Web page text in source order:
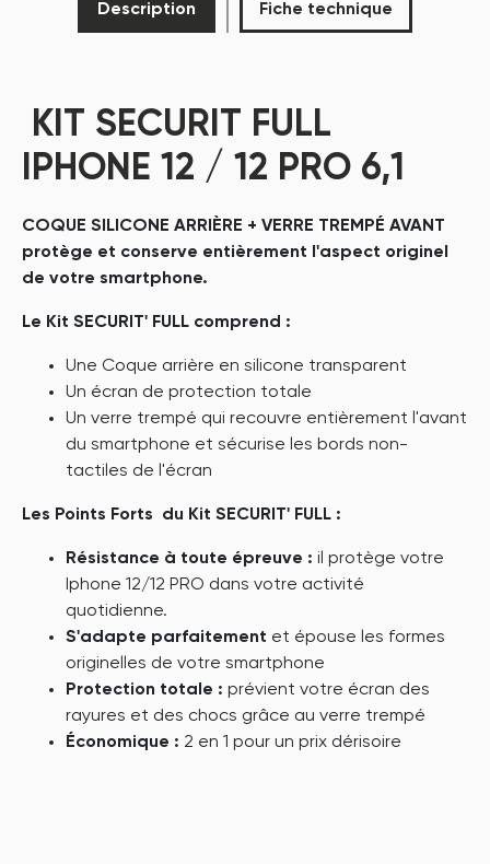
Description Fiche technique
KIT SECURIT FULL
IPHONE 12 / 12 PRO 6,1
COQUE SILICONE ARRIÈRE + VERRE TREMPÉ AVANT
protège et conserve entièrement l'aspect originel
de votre smartphone.
Le Kit SECURIT' FULL comprend :
Une Coque arrière en silicone transparent
Un écran de protection totale
Un verre trempé qui recouvre entièrement l'avant
du smartphone et sécurise les bords non-
tactiles de l'écran
Les Points Forts du Kit SECURIT' FULL :
Résistance à toute épreuve : il protège votre
Iphone 12/12 PRO dans votre activité
quotidienne.
S'adapte parfaitement et épouse les formes
originelles de votre smartphone
Protection totale : prévient votre écran des
rayures et des chocs grâce au verre trempé
Économique : 2 en 1 pour un prix dérisoire